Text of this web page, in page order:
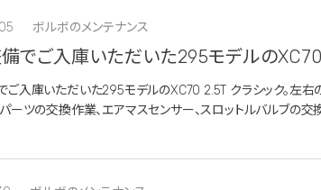
ボルボのメンテナンス
でご入庫いただいた295モデルの
ク。
ご入庫いただいた295モデルのXC70 2.5T クラシック。左右
ーツの交換作業、エアマスセンサー、スロットルバルブの交